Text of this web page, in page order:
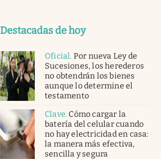
Destacadas de hoy
Oficial. Por nueva Ley de
Sucesiones, los herederos
no obtendrán los bienes
aunque lo determine el
testamento
Clave. Cómo cargar la
batería del celular cuando
no hay electricidad en casa:
la manera más efectiva,
sencilla y segura